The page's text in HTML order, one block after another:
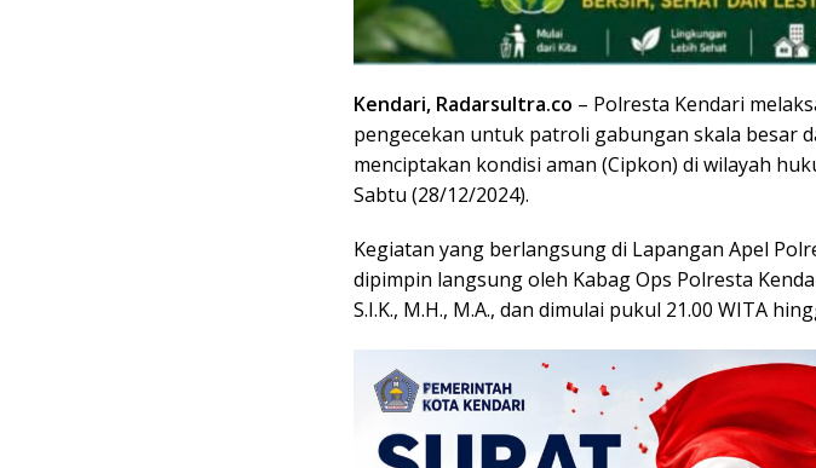
Kendari, Radarsultra.co – Polresta Kendari
pengecekan untuk patroli gabungan skala besar
menciptakan kondisi aman (Cipkon) di wilayah
Sabtu (28/12/2024).
Kegiatan yang berlangsung di Lapangan Apel
dipimpin langsung oleh Kabag Ops Polresta
S.I.K., M.H., M.A., dan dimulai pukul 21.00 WITA